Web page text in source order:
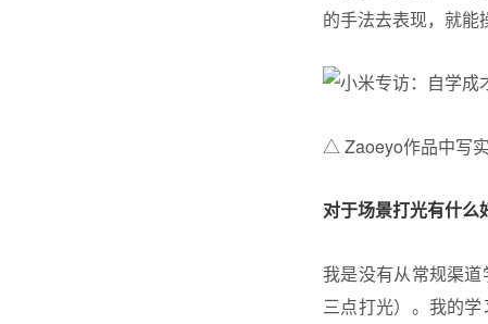
的手法去表现，就能
△ Zaoeyo作品中写
对于场景打光有什么
我是没有从常规渠
三点打光）。我的